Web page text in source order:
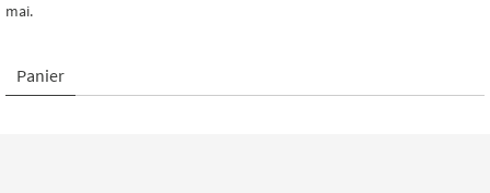
mai.
Panier